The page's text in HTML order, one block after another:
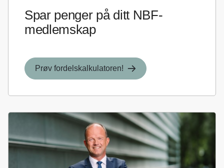
Spar penger på ditt NBF-
medlemskap
Prøv fordelskalkulatoren!